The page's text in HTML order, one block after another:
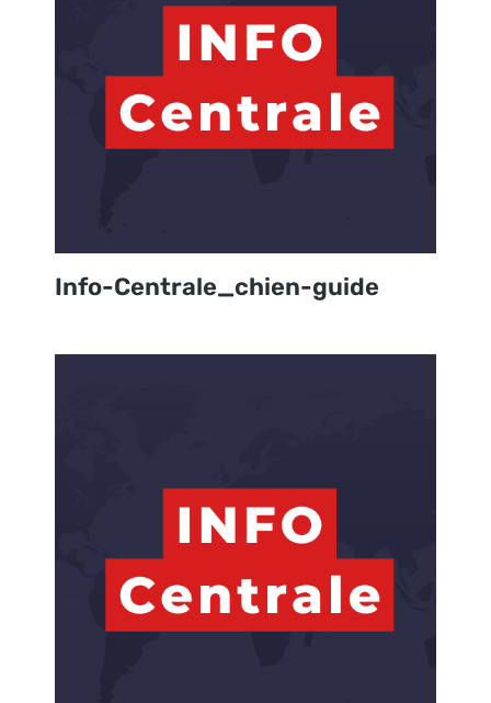
Info-Centrale_chien-guide